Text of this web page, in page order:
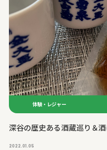
体験・レジャー
深谷の歴史ある酒蔵巡り＆
2022.01.05